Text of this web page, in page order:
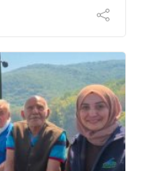
ederek “Yıl
mümkün